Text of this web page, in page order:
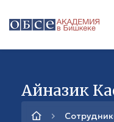
Айназик